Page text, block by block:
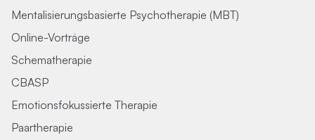
Mentalisierungsbasierte Psychotherapie (MBT)
Online-Vorträge
Schematherapie
CBASP
Emotionsfokussierte Therapie
Paartherapie